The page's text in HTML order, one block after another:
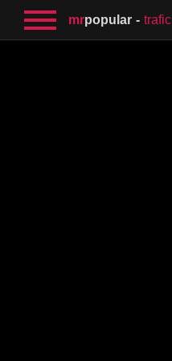
mrpopular trafic